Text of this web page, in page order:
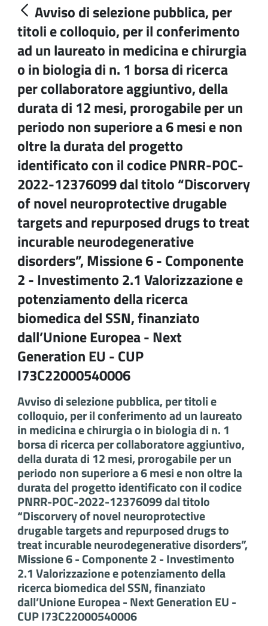
Avviso di selezione pubblica, per
titoli e colloquio, per il conferimento
ad un laureato in medicina e chirurgia
o in biologia di n. 1 borsa di ricerca
per collaboratore aggiuntivo, della
durata di 12 mesi, prorogabile per un
periodo non superiore a 6 mesi e non
oltre la durata del progetto
identificato con il codice PNRR-POC-
2022-12376099 dal titolo “Discorvery
of novel neuroprotective drugable
targets and repurposed drugs to treat
incurable neurodegenerative
disorders”, Missione 6 - Componente
2 - Investimento 2.1 Valorizzazione e
potenziamento della ricerca
biomedica del SSN, finanziato
dall’Unione Europea - Next
Generation EU - CUP
I73C22000540006
Avviso di selezione pubblica, per titoli e
colloquio, per il conferimento ad un laureato
in medicina e chirurgia o in biologia di n. 1
borsa di ricerca per collaboratore aggiuntivo,
della durata di 12 mesi, prorogabile per un
periodo non superiore a 6 mesi e non oltre la
durata del progetto identificato con il codice
PNRR-POC-2022-12376099 dal titolo
“Discorvery of novel neuroprotective
drugable targets and repurposed drugs to
treat incurable neurodegenerative disorders”,
Missione 6 - Componente 2 - Investimento
2.1 Valorizzazione e potenziamento della
ricerca biomedica del SSN, finanziato
dall’Unione Europea - Next Generation EU -
CUP I73C22000540006